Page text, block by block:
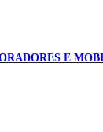
E